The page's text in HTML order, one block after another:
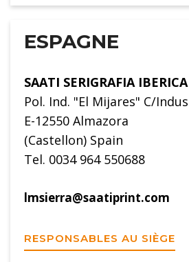
ESPAGNE
SAATI SERIGRAFIA
Pol. Ind. "El Mijares" C/
E-12550 Almazora
(Castellon) Spain
Tel. 0034 964 550688
lmsierra@saatiprint.com
RESPONSABLES AU SIÈGE